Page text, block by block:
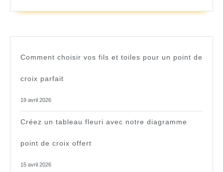
Comment choisir vos fils et toiles pour un point de
croix parfait
19 avril 2026
Créez un tableau fleuri avec notre diagramme
point de croix offert
15 avril 2026